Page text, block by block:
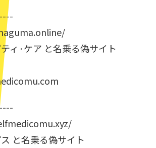
ィ·ケア と名乗る偽サイト
と名乗る偽サイト